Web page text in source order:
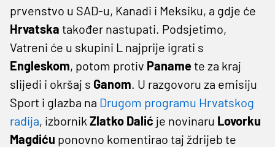
prvenstvo u SAD-u, Kanadi i Meksiku, a gdje će
Hrvatska također nastupati. Podsjetimo,
Vatreni će u skupini L najprije igrati s
Engleskom, potom protiv Panamete za kraj
slijedi i okršaj s Ganom. U razgovoru za emisiju
Sport i glazba na Drugom programu Hrvatskog
radija, izbornik Zlatko Dalić je novinaru Lovorku
Magdiću ponovno komentirao taj ždrijeb te